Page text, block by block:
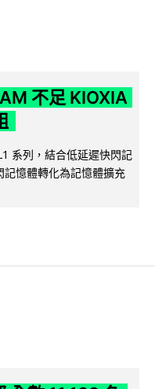
不足 KIOXIA
系列，結合低延遲快閃記
記憶體轉化為記憶體擴充